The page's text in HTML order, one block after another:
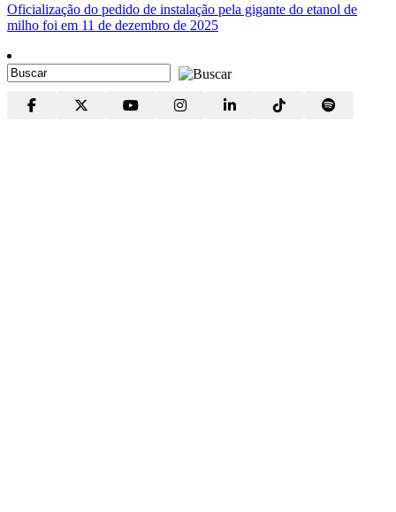
Oficialização do pedido de instalação pela gigante do etanol de
milho foi em 11 de dezembro de 2025